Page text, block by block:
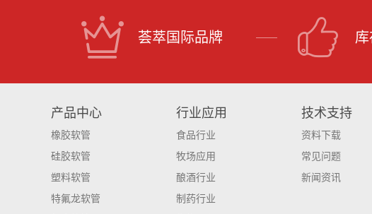
荟萃国际品牌
产品中心
橡胶软管
硅胶软管
塑料软管
特氟龙软管
行业应用
食品行业
牧场应用
酿酒行业
制药行业
技术支持
资料下载
常见问题
新闻资讯